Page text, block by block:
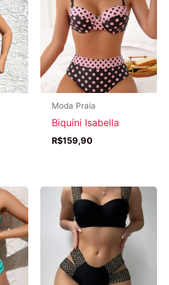
Moda Praia
Biquíni Isabella
R$159,90